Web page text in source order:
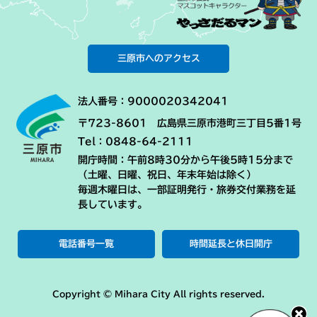
三原市へのアクセス
法人番号：9000020342041
〒723-8601 広島県三原市港町三丁目5番1号
Tel：0848-64-2111
開庁時間：午前8時30分から午後5時15分まで
（土曜、日曜、祝日、年末年始は除く）
毎週木曜日は、一部証明発行・旅券交付業務を延
長しています。
電話番号一覧 時間延長と休日開庁
Copyright © Mihara City All rights reserved.